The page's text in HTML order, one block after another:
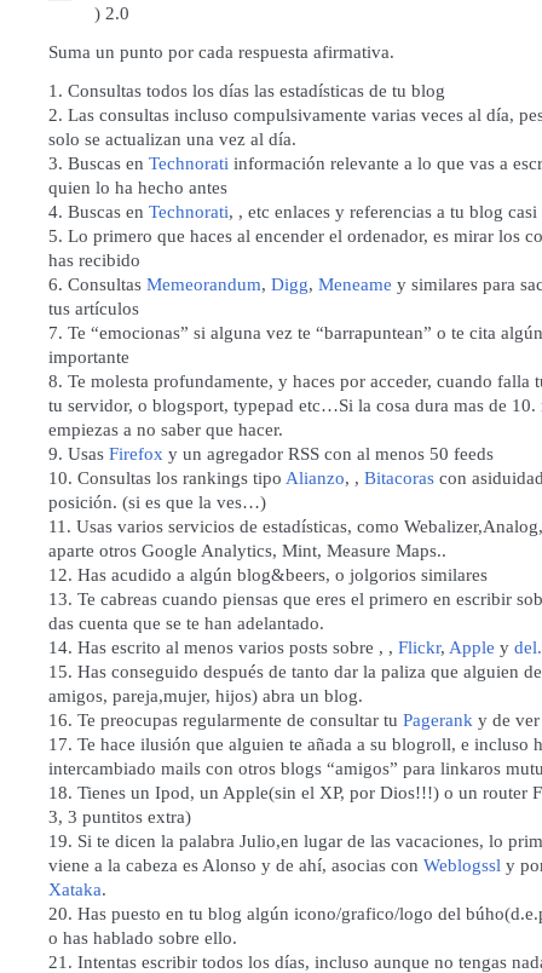
) 2.0
Suma un punto por cada respuesta afirmativa.
1. Consultas todos los días las estadísticas de tu blog
2. Las consultas incluso compulsivamente varias veces al día,
solo se actualizan una vez al día.
3. Buscas en Technorati información relevante a lo que vas a
quien lo ha hecho antes
4. Buscas en Technorati, , etc enlaces y referencias a tu blog
5. Lo primero que haces al encender el ordenador, es mirar los
has recibido
6. Consultas Memeorandum, Digg, Meneame y similares para
tus artículos
7. Te “emocionas” si alguna vez te “barrapuntean” o te cita
importante
8. Te molesta profundamente, y haces por acceder, cuando falla
tu servidor, o blogsport, typepad etc…Si la cosa dura mas de 10.
empiezas a no saber que hacer.
9. Usas Firefox y un agregador RSS con al menos 50 feeds
10. Consultas los rankings tipo Alianzo, , Bitacoras con
posición. (si es que la ves…)
11. Usas varios servicios de estadísticas, como
aparte otros Google Analytics, Mint, Measure Maps..
12. Has acudido a algún blog&beers, o jolgorios similares
13. Te cabreas cuando piensas que eres el primero en escribir
das cuenta que se te han adelantado.
14. Has escrito al menos varios posts sobre , , Flickr, Apple y
15. Has conseguido después de tanto dar la paliza que alguien
amigos, pareja,mujer, hijos) abra un blog.
16. Te preocupas regularmente de consultar tu Pagerank y de
17. Te hace ilusión que alguien te añada a su blogroll, e incluso
intercambiado mails con otros blogs “amigos” para linkaros
18. Tienes un Ipod, un Apple(sin el XP, por Dios!!!) o un router
3, 3 puntitos extra)
19. Si te dicen la palabra Julio,en lugar de las vacaciones, lo
viene a la cabeza es Alonso y de ahí, asocias con Weblogssl y
Xataka.
20. Has puesto en tu blog algún icono/grafico/logo del
o has hablado sobre ello.
21. Intentas escribir todos los días, incluso aunque no tengas